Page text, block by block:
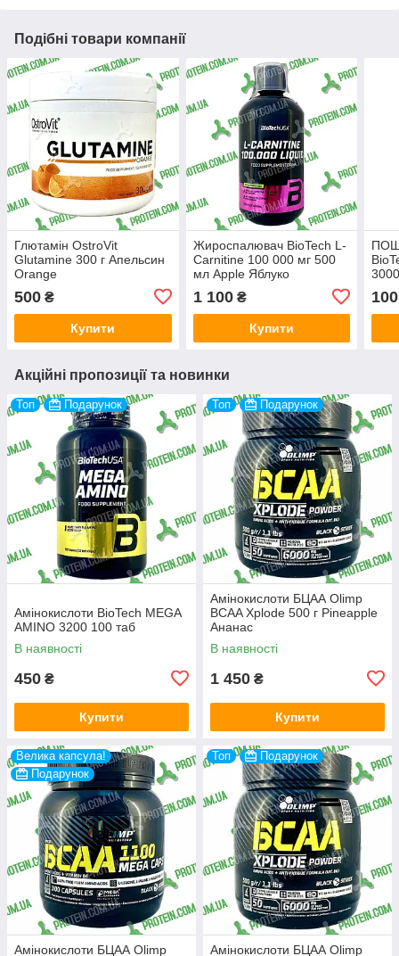
Подібні товари компанії
Глютамін OstroVit
Glutamine 300 г Апельсин
Orange
500 ₴
Купити
Жироспалювач BioTech L-
Carnitine 100 000 мг 500
мл Apple Яблуко
1 100₴
Купити
100
Акційні пропозиції та новинки
Топ Подарунок
Амінокислоти BioTech MEGA
AMINO 3200 100 таб
В наявності
450 ₴
Купити
Топ Подарунок
Амінокислоти БЦАА Olimp
BCAA Xplode 500 г Pineapple
Ананас
В наявності
1 450 ₴
Купити
Велика капсула!
Подарунок
Амінокислоти БЦАА Olimp
Топ Подарунок
Амінокислоти БЦАА Olimp